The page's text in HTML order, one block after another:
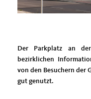
Der Parkplatz an
bezirklichen
von den Besuchern der
gut genutzt.